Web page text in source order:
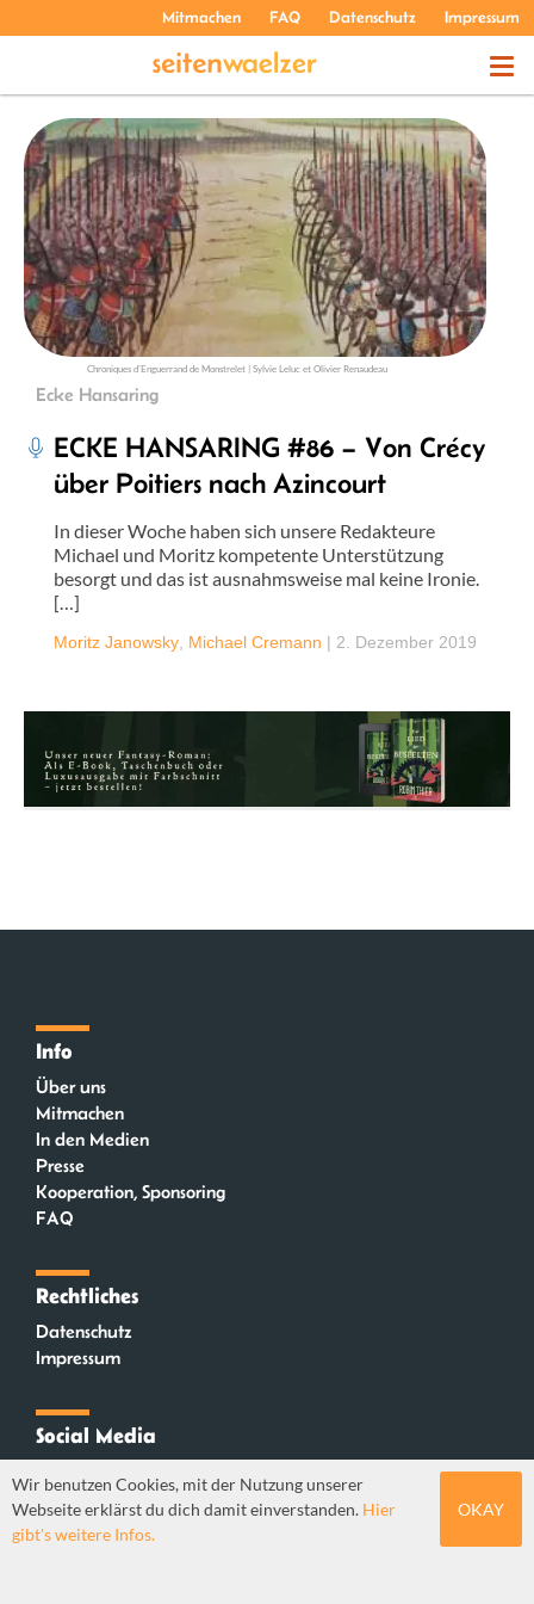
Mitmachen FAQ Datenschutz Impressum
THEMEN
PODCASTS
ÜBER UNS
Chroniques d’Enguerrand de Monstrelet | Sylvie Leluc et Olivier Renaudeau
Ecke Hansaring
ECKE HANSARING #86 – Von Crécy
über Poitiers nach Azincourt
In dieser Woche haben sich unsere Redakteure
Michael und Moritz kompetente Unterstützung
besorgt und das ist ausnahmsweise mal keine Ironie.
[…]
Moritz Janowsky Michael Cremann | 2. Dezember 2019
Info
Über uns
Mitmachen
In den Medien
Presse
Kooperation, Sponsoring
FAQ
Rechtliches
Datenschutz
Impressum
Social Media
Mastodon
Wir benutzen Cookies, mit der Nutzung unserer
Webseite erklärst du dich damit einverstanden. Hier
gibt's weitere Infos.
OKAY